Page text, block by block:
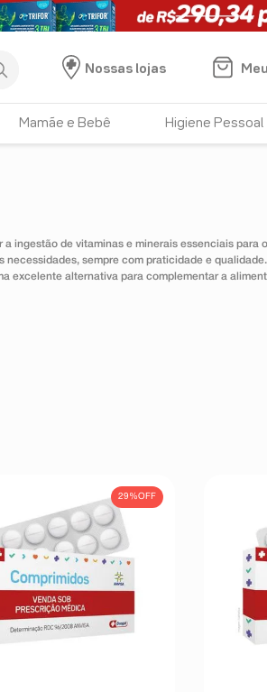
Nossas lojas
Mamãe e Bebê Higiene Pessoal
a ingestão de vitaminas e minerais essenciais
necessidades, sempre com praticidade e
excelente alternativa para complementar a
29%OFF